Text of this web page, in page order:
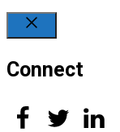
Connect